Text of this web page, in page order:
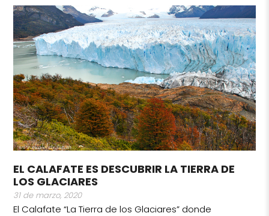
EL CALAFATE ES DESCUBRIR LA TIERRA DE
LOS GLACIARES
31 de marzo, 2020
El Calafate “La Tierra de los Glaciares” donde